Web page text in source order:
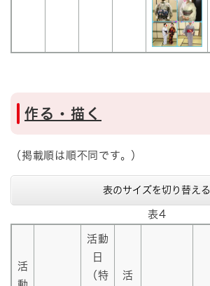
作る・描く
（掲載順は順不同です。）
表のサイズを切り替える
表4
活
活動
日
（特
活